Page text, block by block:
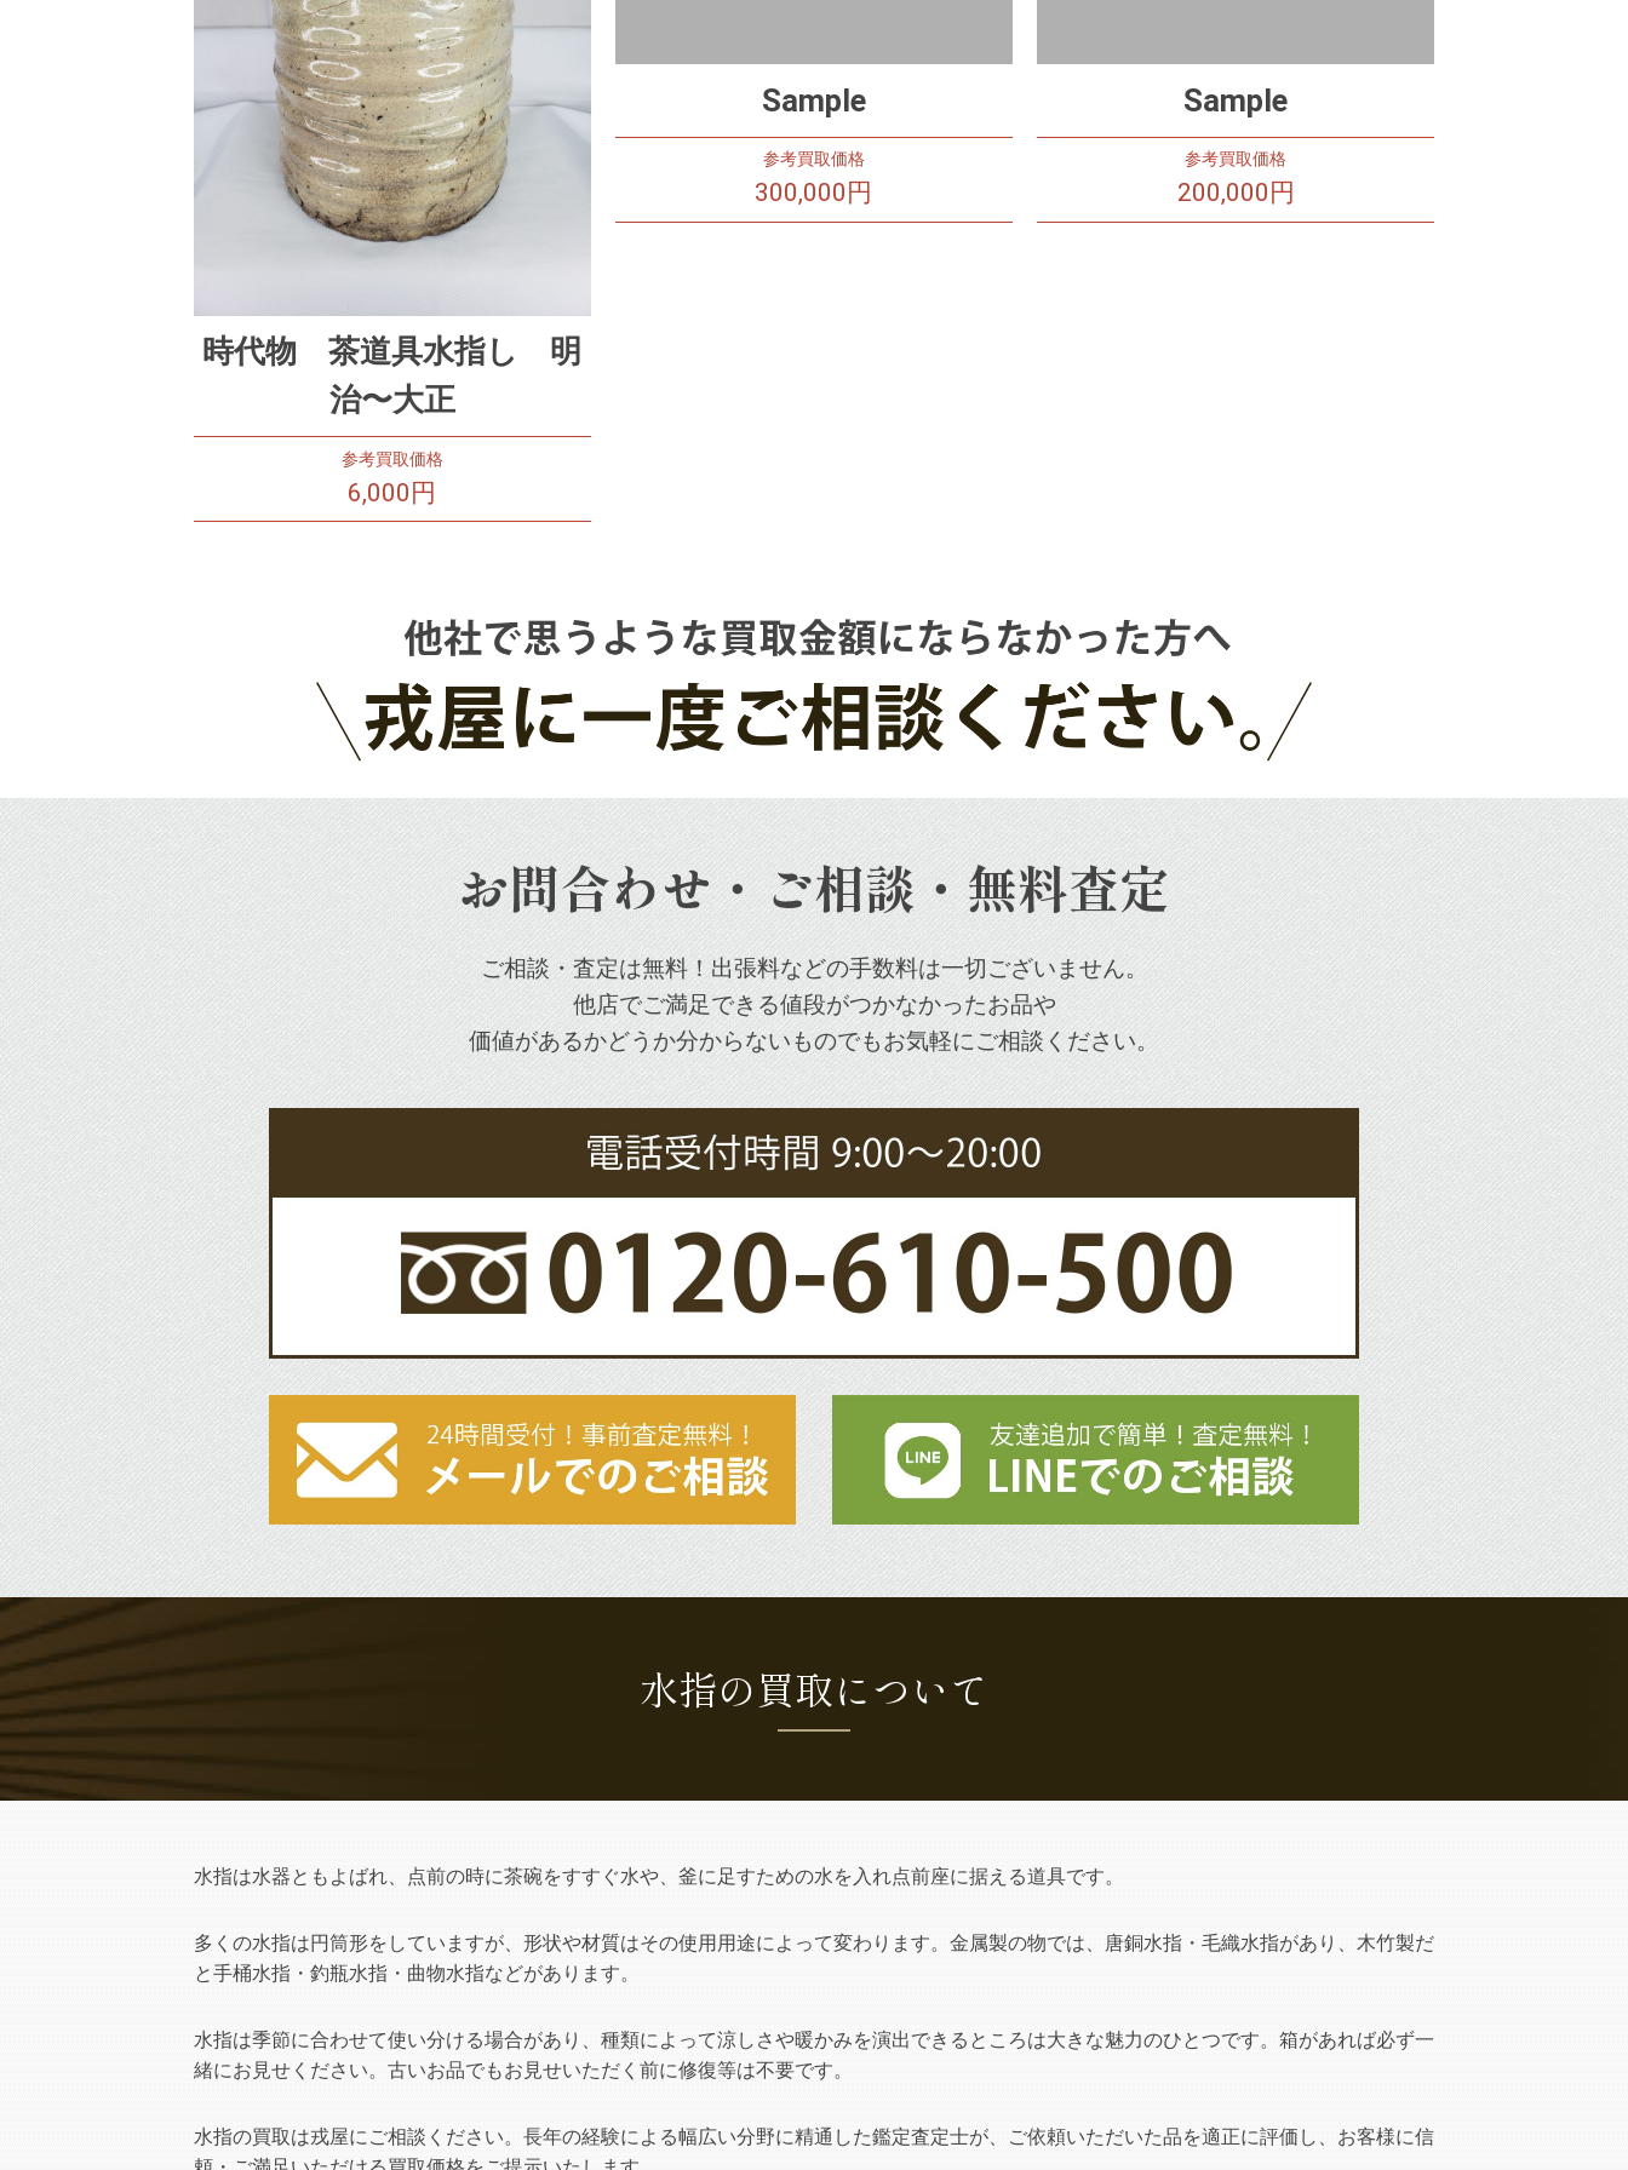
時代物 茶道具水指し 明
治〜大正
参考買取価格
6,000円
Sample
参考買取価格
300,000円
Sample
参考買取価格
200,000円
お問合わせ・ご相談・無料査定
ご相談・査定は無料！出張料などの手数料は一切ございません。
他店でご満足できる値段がつかなかったお品や
価値があるかどうか分からないものでもお気軽にご相談ください。
水指の買取について
水指は水器ともよばれ、点前の時に茶碗をすすぐ水や、釜に足すための水を入れ点前座に据える道具です。
多くの水指は円筒形をしていますが、形状や材質はその使用用途によって変わります。金属製の物では、唐銅水指・毛織水指があり、木竹製だ
と手桶水指・釣瓶水指・曲物水指などがあります。
水指は季節に合わせて使い分ける場合があり、種類によって涼しさや暖かみを演出できるところは大きな魅力のひとつです。箱があれば必ず一
緒にお見せください。古いお品でもお見せいただく前に修復等は不要です。
水指の買取は戎屋にご相談ください。長年の経験による幅広い分野に精通した鑑定査定士が、ご依頼いただいた品を適正に評価し、お客様に信